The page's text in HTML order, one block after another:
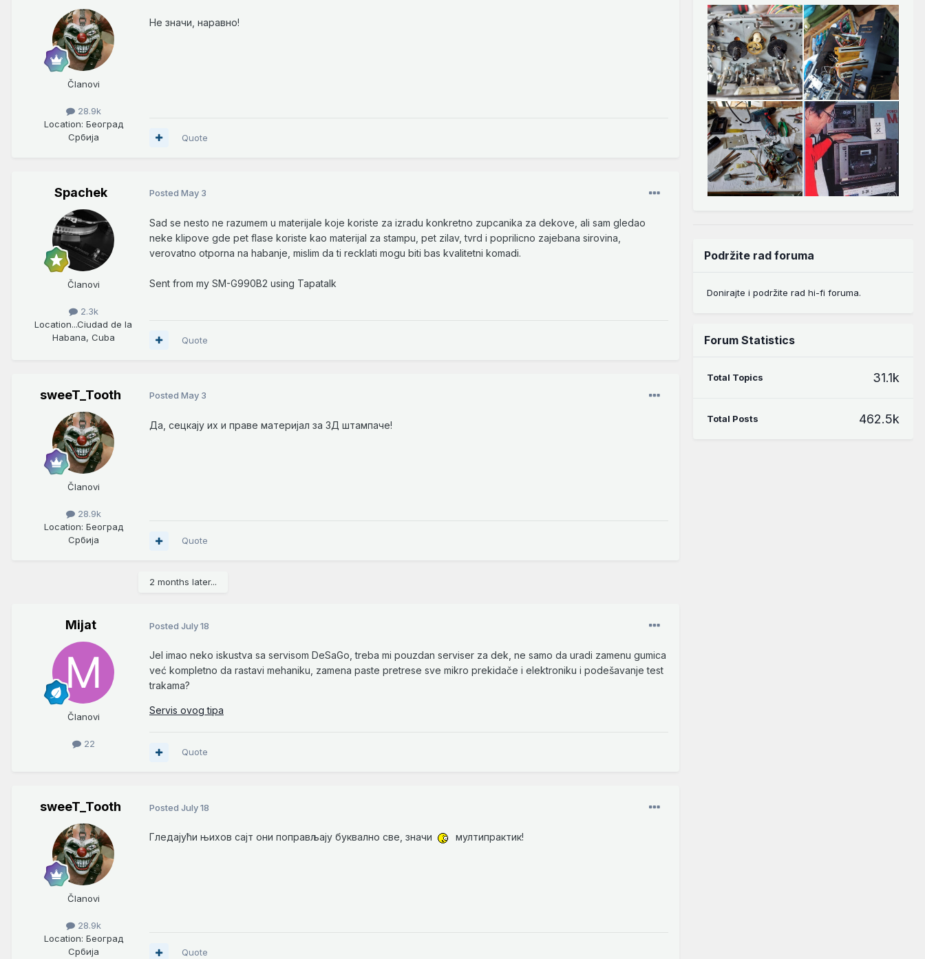
Članovi
28.9k
Location: Београд
Србија
Не значи, наравно!
Quote
Spachek
Članovi
2.3k
Location...Ciudad de la
Habana, Cuba
Posted May 3
Sad se nesto ne razumem u materijale koje koriste za izradu konkretno zupcanika za dekove, ali sam gledao
neke klipove gde pet flase koriste kao materijal za stampu, pet zilav, tvrd i poprilicno zajebana sirovina,
verovatno otporna na habanje, mislim da ti recklati mogu biti bas kvalitetni komadi.
Sent from my SM-G990B2 using Tapatalk
Quote
sweeT_Tooth
Članovi
28.9k
Location: Београд
Србија
Posted May 3
Да, сецкају их и праве материјал за 3Д штампаче!
Quote
2 months later...
Mijat
Članovi
22
Posted July 18
Jel imao neko iskustva sa servisom DeSaGo, treba mi pouzdan serviser za dek, ne samo da uradi zamenu gumica
već kompletno da rastavi mehaniku, zamena paste pretrese sve mikro prekidače i elektroniku i podešavanje test
trakama?
Servis ovog tipa
Quote
sweeT_Tooth
Članovi
28.9k
Location: Београд
Србија
Posted July 18
Гледајући њихов сајт они поправљају буквално све, значи мултипрактик!
Quote
Podržite rad foruma
Donirajte i podržite rad hi-fi foruma.
Forum Statistics
Total Topics 31.1k
Total Posts 462.5k